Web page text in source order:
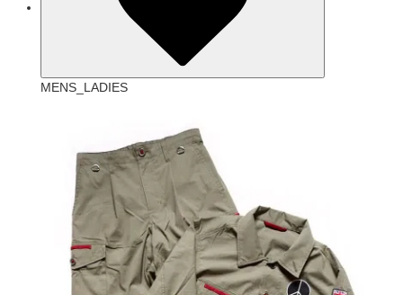
MENS_LADIES